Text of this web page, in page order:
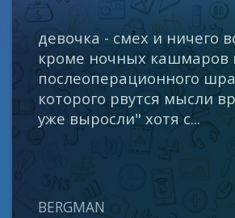
девочка - смех и ничего
кроме ночных кашмаров
послеоперационного
которого рвутся мысли
уже выросли" хотя с...
BERGMAN